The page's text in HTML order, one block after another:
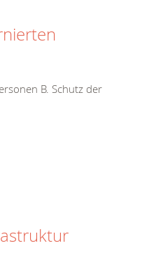
B. Schutz der